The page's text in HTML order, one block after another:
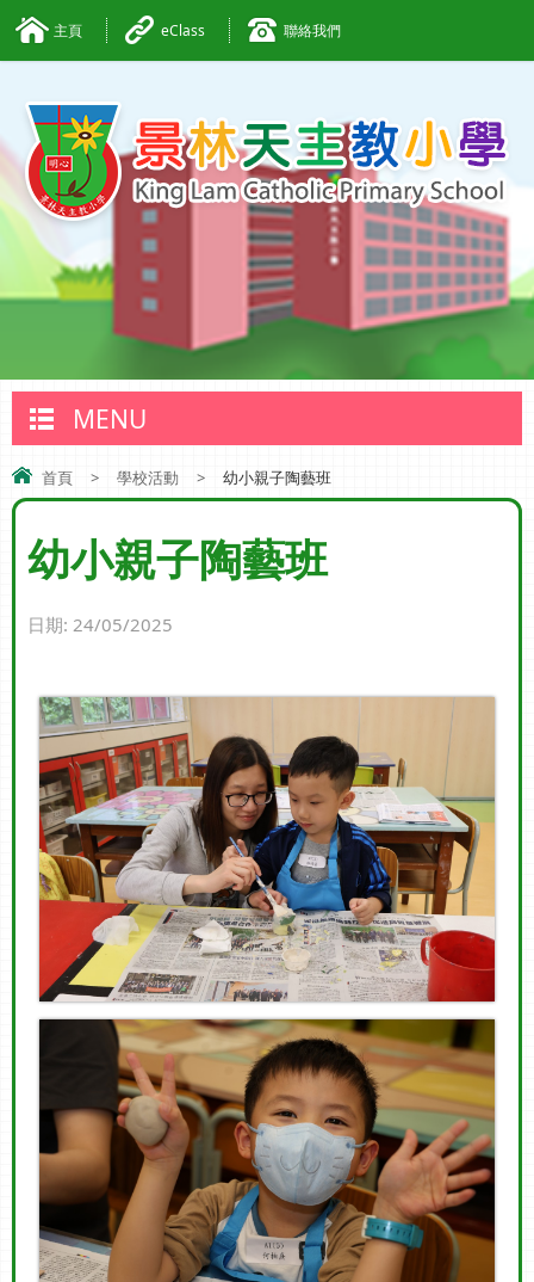
主頁 eClass 聯絡我們
MENU
首頁 > 學校活動 > 幼小親子陶藝班
幼小親子陶藝班
日期: 24/05/2025